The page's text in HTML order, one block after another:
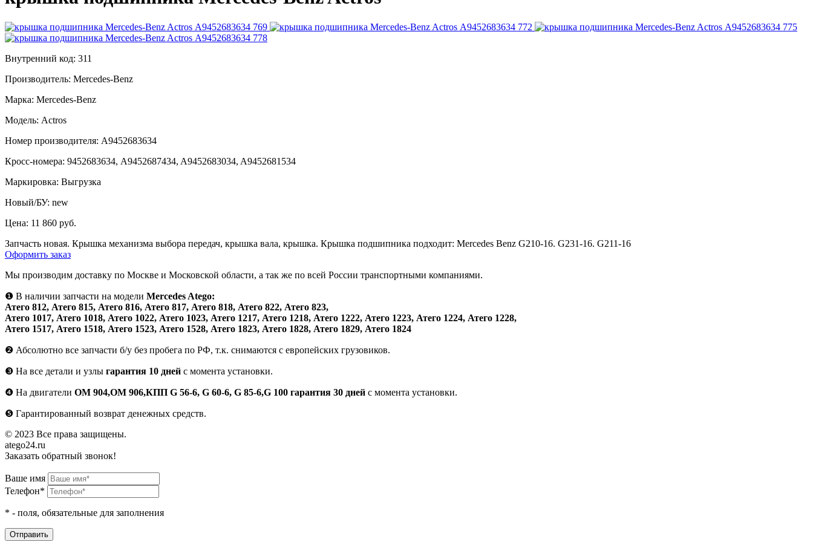
Внутренний код: 311
Производитель: Mercedes-Benz
Марка: Mercedes-Benz
Модель: Actros
Номер производителя: А9452683634
Кросс-номера: 9452683634, A9452687434, A9452683034, A9452681534
Маркировка: Выгрузка
Новый/БУ: new
Цена: 11 860 руб.
Запчасть новая. Крышка механизма выбора передач, крышка вала, крышка. Крышка подшипника подходит: Mercedes Benz G210-16. G231-16. G211-16
Оформить заказ
Мы производим доставку по Москве и Московской области, а так же по всей России транспортными компаниями.
❶ В наличии запчасти на модели Mercedes Atego:
Атего 812, Атего 815, Атего 816, Атего 817, Атего 818, Атего 822, Атего 823,
Атего 1017, Атего 1018, Атего 1022, Атего 1023, Атего 1217, Атего 1218, Атего 1222, Атего 1223, Атего 1224, Атего 1228,
Атего 1517, Атего 1518, Атего 1523, Атего 1528, Атего 1823, Атего 1828, Атего 1829, Атего 1824
❷ Абсолютно все запчасти б/у без пробега по РФ, т.к. снимаются с европейских грузовиков.
❸ На все детали и узлы гарантия 10 дней с момента установки.
❹ На двигатели ОМ 904,ОМ 906,КПП G 56-6, G 60-6, G 85-6,G 100 гарантия 30 дней с момента установки.
❺ Гарантированный возврат денежных средств.
© 2023 Все права защищены.
atego24.ru
Заказать обратный звонок!
Ваше имя
Телефон*
* - поля, обязательные для заполнения